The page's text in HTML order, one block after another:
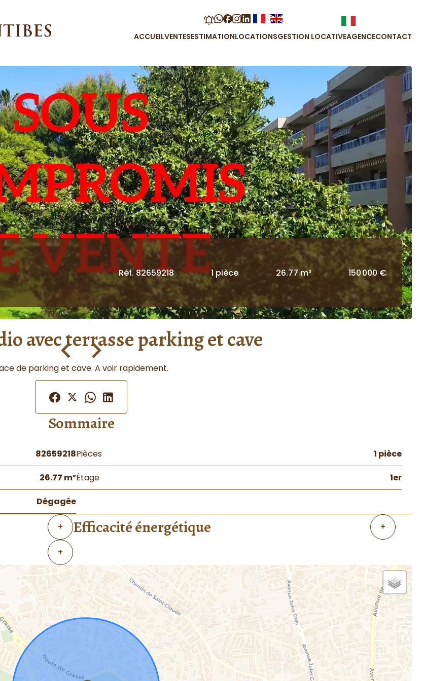
ACCUEILVENTESESTIMATIONLOCATIONSGESTION LOCATIVEAGENCECONTACT
Réf. 82659218 1 pièce 26.77 m² 150 000 €
avec terrasse parking et cave
de parking et cave. A voir rapidement.
Sommaire
82659218Pièces 1 pièce
26.77 m²Étage 1er
Dégagée
+ Efficacité énergétique +
+